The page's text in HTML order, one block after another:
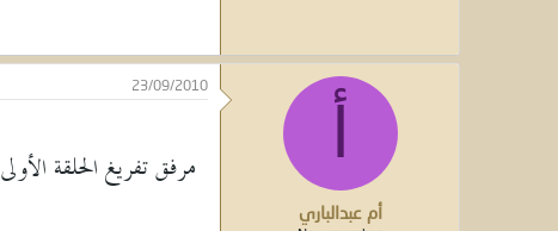
أم عبدالباري
23/09/2010
مرفق تفريغ الحلقة الأولى